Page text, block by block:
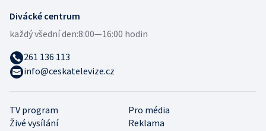
TV program
Pro média
Živé vysílání
Reklama
Divácké centrum
každý všední den:8:00—16:00 hodin
261 136 113
info@ceskatelevize.cz